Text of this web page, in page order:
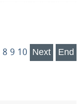
8 9 10 Next End